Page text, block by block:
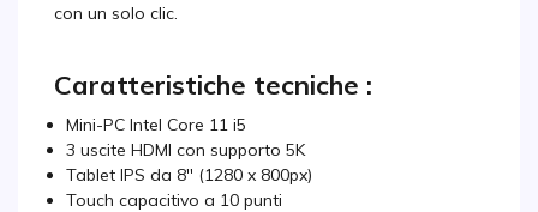
con un solo clic.
Caratteristiche tecniche :
Mini-PC Intel Core 11 i5
3 uscite HDMI con supporto 5K
Tablet IPS da 8'' (1280 x 800px)
Touch capacitivo a 10 punti